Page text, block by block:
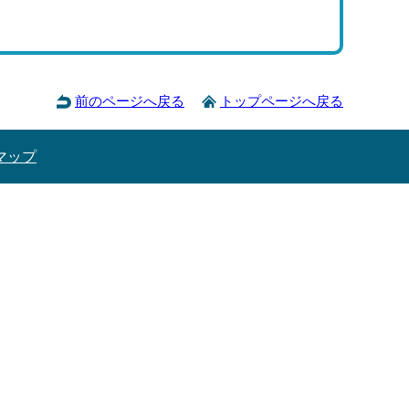
前のページへ戻る トップページへ戻る
ップ